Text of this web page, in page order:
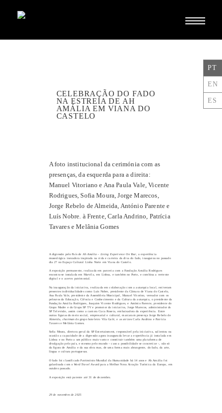
Toggle
CELEBRAÇÃO DO FADO
NA ESTREIA DE AH
AMÁLIA EM VIANA DO
CASTELO
A foto institucional da cerimónia com as
presenças, da esquerda para a direita:
Manuel Vitoriano e Ana Paula Vale, Vicente
Rodrigues, Sofia Moura, Jorge Marecos,
Jorge Rebelo de Almeida, António Parente e
Luís Nobre. à Frente, Carla Andrino, Patrícia
Tavares e Melânia Gomes
A digressão pelo País de Ah Amália – Living Experience On Tour, a experiência
museológica inovadora inspirada na vida e carreira da diva do fado, inaugurou no passado
dia 27 no Espaço Cultural Linha Norte em Viana do Castelo.
A exposição permanente, realizada em parceria com a Fundação Amália Rodrigues
encontra-se instalada em Marvila, em Lisboa, e também no Porto, e combina a vertente
digital e o acervo patrimonial.
Na inauguração da iniciativa, realizada em colaboração com a autarquia local, estiveram
presentes individualidades como Luís Nobre, presidente da Câmara de Viana do Castelo,
Ana Paula Vale, presidente da Assembleia Municipal, Manuel Vitorino, vereador com os
pelouros da Educação, Ciência e Conhecimento e da Cultura da autarquia, o presidente da
Fundação Amália Rodrigues, Joaquim Vicente Rodrigues, e António Parente, presidente do
Grupo Madre e do Grupo SP TV e promotor da iniciativa, Jorge Marecos, administrador ds
SP Televisão, assim como a cantora Cuca Roseta, embaixadora da experiência. Entre
outras figuras do meio social, empresarial e cultural, marcaram presença Jorge Rebelo de
Almeida,chairman do grupo hoteleiro Vila Galé, e as atrizes Carla Andrino e Patrícia
Tavares e Melânia Gomes.
Sofia Moura, diretora geral da SP Entertainment, responsável pela iniciativa, salientou na
ocasião a capacidade de a digressão agora inaugurada levar a experiência já instalada em
Lisboa e no Porto a um público mais vasto e constituir também uma plataforma de
divulgação pelo país, e mesmo pelo mundo – caso a possibilidade se concretize -, não só
da figura de Amália e da sua obra mas, de uma forma mais abrangente, do fado, da arte,
língua e cultura portuguesas.
O fado foi classificado Património Mundial da Humanidade há 14 anos e Ah Amália foi
galardoada com oWord Travel Award para a Melhor Nova Atração Turística da Europa, em
outubro passado.
A exposição está patente até 31 de dezembro.
29 de novembro de 2025
PT
EN
ES